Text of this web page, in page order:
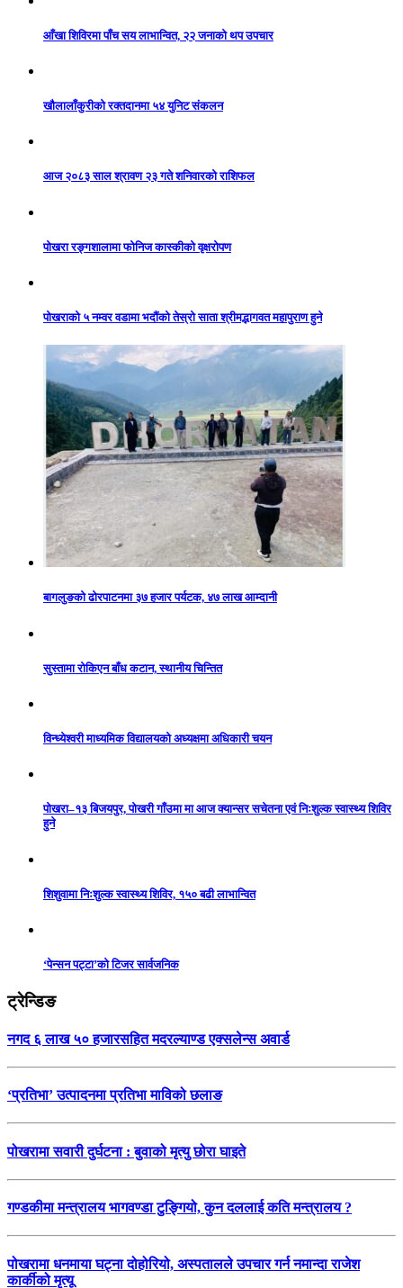
आँखा शिविरमा पाँच सय लाभान्वित, २२ जनाको थप उपचार
खौलालाँकुरीको रक्तदानमा ५४ युनिट संकलन
आज २०८३ साल श्रावण २३ गते शनिवारको राशिफल
पोखरा रङ्गशालामा फोनिज कास्कीको वृक्षरोपण
पोखराको ५ नम्वर वडामा भदौंको तेस्रो साता श्रीमद्भागवत महापुराण हुने
बागलुङको ढोरपाटनमा ३७ हजार पर्यटक, ४७ लाख आम्दानी
सुस्तामा रोकिएन बाँध कटान, स्थानीय चिन्तित
विन्ध्येश्वरी माध्यमिक विद्यालयको अध्यक्षमा अधिकारी चयन
पोखरा–१३ बिजयपुर, पोखरी गाँउमा मा आज क्यान्सर सचेतना एवं निःशुल्क स्वास्थ्य शिविर
हुने
शिशुवामा निःशुल्क स्वास्थ्य शिविर, १५० बढी लाभान्वित
‘पेन्सन पट्टा’को टिजर सार्वजनिक
ट्रेन्डिङ
नगद ६ लाख ५० हजारसहित मदरल्याण्ड एक्सलेन्स अवार्ड
‘प्रतिभा’ उत्पादनमा प्रतिभा माविको छलाङ
पोखरामा सवारी दुर्घटना : बुवाको मृत्यु छोरा घाइते
गण्डकीमा मन्त्रालय भागवण्डा टुङ्गियो, कुन दललाई कति मन्त्रालय ?
पोखरामा धनमाया घट्ना दोहोरियो, अस्पतालले उपचार गर्न नमान्दा राजेश
कार्कीको मृत्यू